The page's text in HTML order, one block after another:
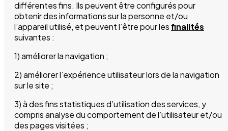
différentes fins. Ils peuvent être configurés pour
obtenir des informations sur la personne et/ou
l’appareil utilisé, et peuvent l’être pour lesfinalités
suivantes :
1) améliorer la navigation ;
2) améliorer l’expérience utilisateur lors de la navigation
sur le site ;
3) à des fins statistiques d’utilisation des services, y
compris analyse du comportement de l’utilisateur et/ou
des pages visitées ;